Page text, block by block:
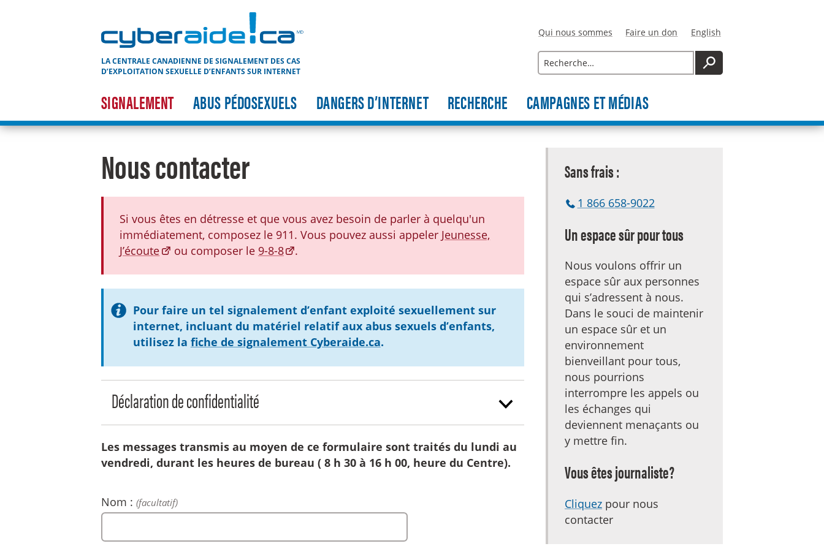
LA CENTRALE CANADIENNE DE SIGNALEMENT DES CAS
D’EXPLOITATION SEXUELLE D’ENFANTS SUR INTERNET
SIGNALEMENT ABUS PÉDOSEXUELS DANGERS D’INTERNET RECHERCHE CAMPAGNES ET MÉDIAS
Qui nous sommes Faire un don English
Recherche
RECHERCHE
Nous contacter
Si vous êtes en détresse et que vous avez besoin de parler à quelqu'un
immédiatement, composez le 911. Vous pouvez aussi appeler Jeunesse,
J’écoute
ou composer le 9-8-8 .
Pour faire un tel signalement d’enfant exploité sexuellement sur
internet, incluant du matériel relatif aux abus sexuels d’enfants,
utilisez la fiche de signalement Cyberaide.ca.
Déclaration de confidentialité
Les messages transmis au moyen de ce formulaire sont traités du lundi au
vendredi, durant les heures de bureau ( 8 h 30 à 16 h 00, heure du Centre).
Nom : (facultatif)
Sans frais :
1 866 658-9022
Un espace sûr pour tous
Nous voulons offrir un
espace sûr aux personnes
qui s’adressent à nous.
Dans le souci de maintenir
un espace sûr et un
environnement
bienveillant pour tous,
nous pourrions
interrompre les appels ou
les échanges qui
deviennent menaçants ou
y mettre fin.
Vous êtes journaliste?
Cliquez pour nous
contacter